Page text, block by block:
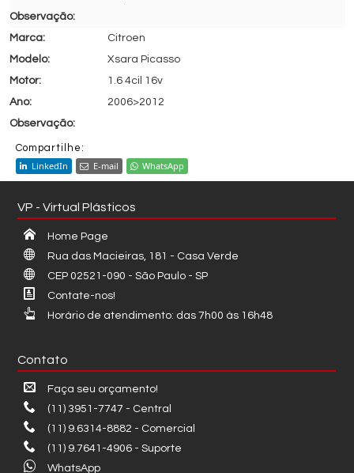
Citroen
Xsara Picasso
1.6 4cil 16v
2006>2012
Compartilhe:
LinkedIn E-mail WhatsApp
VP - Virtual Plásticos
Home Page
Rua das Macieiras, 181 - Casa Verde
CEP 02521-090 - São Paulo - SP
Contate-nos!
Horário de atendimento: das 7h00 às 16h48
Contato
Faça seu orçamento!
(11) 3951-7747 - Central
(11) 9.6314-8882 - Comercial
(11) 9.7641-4906 - Suporte
WhatsApp